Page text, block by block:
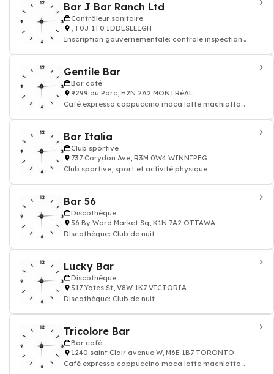
Bar J Bar Ranch Ltd
Contrôleur sanitaire
, T0J 1T0 IDDESLEIGH
Inscription gouvernementale: contrôle inspection
Gentile Bar
Bar café
9299 du Parc, H2N 2A2 MONTRéAL
Café expresso cappuccino moca latte machiatto
Bar Italia
Club sportive
737 Corydon Ave, R3M 0W4 WINNIPEG
Club sportive, sport et activité physique
Bar 56
Discothèque
56 By Ward Market Sq, K1N 7A2 OTTAWA
Discothèque: Club de nuit
Lucky Bar
Discothèque
517 Yates St, V8W 1K7 VICTORIA
Discothèque: Club de nuit
Tricolore Bar
Bar café
1240 saint Clair avenue W, M6E 1B7 TORONTO
Café expresso cappuccino moca latte machiatto